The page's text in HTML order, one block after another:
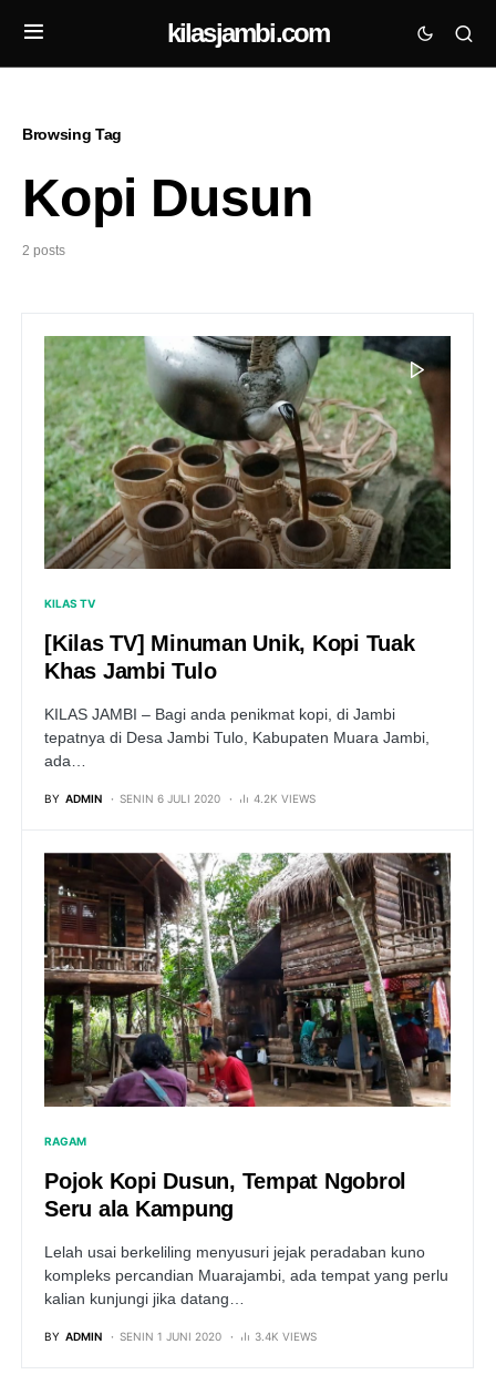
kilasjambi.com
Browsing Tag
Kopi Dusun
2 posts
KILAS TV
[Kilas TV] Minuman Unik, Kopi Tuak
Khas Jambi Tulo
KILAS JAMBI – Bagi anda penikmat kopi, di Jambi
tepatnya di Desa Jambi Tulo, Kabupaten Muara Jambi,
ada…
BY ADMIN SENIN 6 JULI 2020 4.2K VIEWS
RAGAM
Pojok Kopi Dusun, Tempat Ngobrol
Seru ala Kampung
Lelah usai berkeliling menyusuri jejak peradaban kuno
kompleks percandian Muarajambi, ada tempat yang perlu
kalian kunjungi jika datang…
BY ADMIN SENIN 1 JUNI 2020 3.4K VIEWS